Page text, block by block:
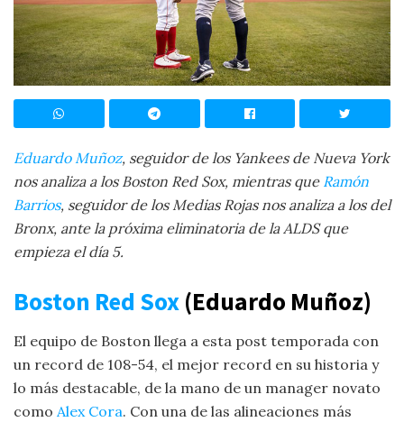
Eduardo Muñoz, seguidor de los Yankees de Nueva York
nos analiza a los Boston Red Sox, mientras que Ramón
Barrios, seguidor de los Medias Rojas nos analiza a los del
Bronx, ante la próxima eliminatoria de la ALDS que
empieza el día 5.
Boston Red Sox (Eduardo Muñoz)
El equipo de Boston llega a esta post temporada con
un record de 108-54, el mejor record en su historia y
lo más destacable, de la mano de un manager novato
como Alex Cora. Con una de las alineaciones más